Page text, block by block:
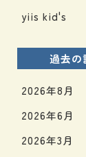
yiis kid's
過去の
2026年8月
2026年6月
2026年3月